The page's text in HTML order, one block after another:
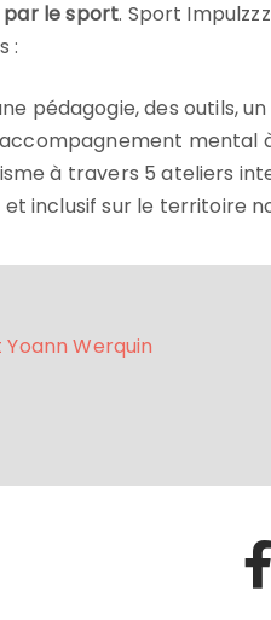
par le sport. Sport
:
pédagogie, des outils,
mental
à travers 5 ateliers
inclusif sur le territoire
Werquin